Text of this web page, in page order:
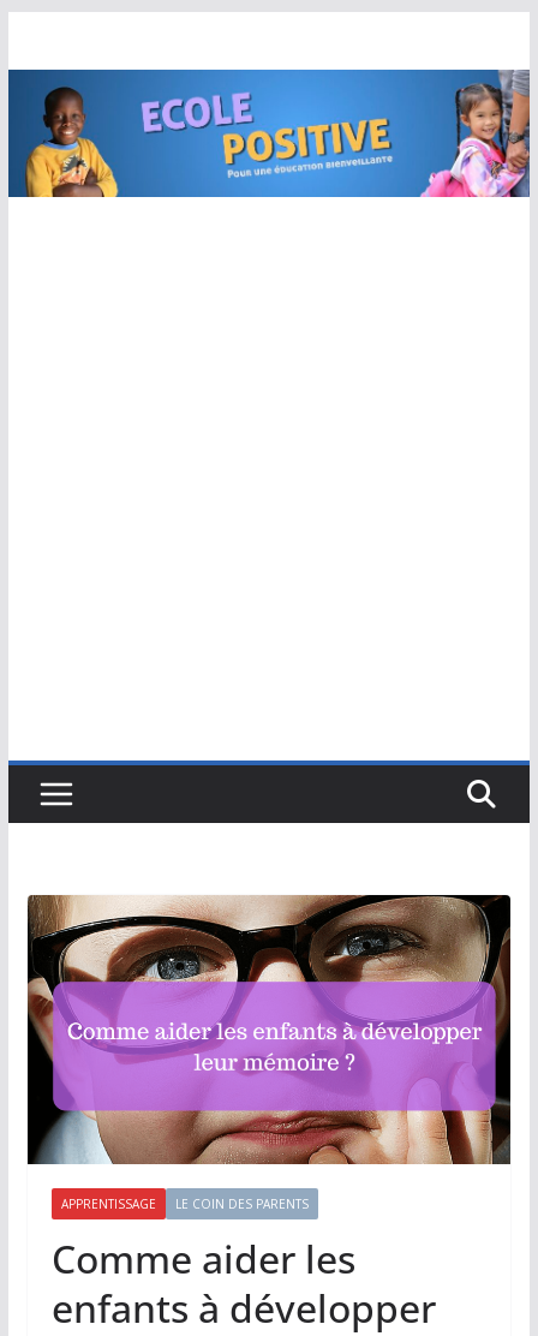
contenu
APPRENTISSAGE LE COIN DES PARENTS
Comme aider les
enfants à développer